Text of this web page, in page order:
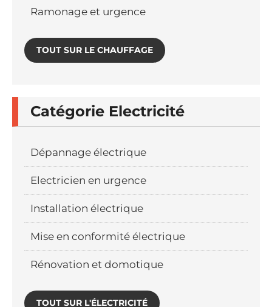
Ramonage et urgence
TOUT SUR LE CHAUFFAGE
Catégorie Electricité
Dépannage électrique
Electricien en urgence
Installation électrique
Mise en conformité électrique
Rénovation et domotique
TOUT SUR L'ÉLECTRICITÉ